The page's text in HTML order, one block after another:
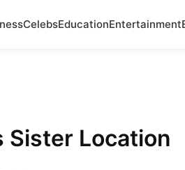
CelebsEducationEntertainment
Sister Location